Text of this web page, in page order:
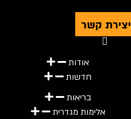
יצירת קשר
אודות
חדשות
בריאות
אלימות מגדרית